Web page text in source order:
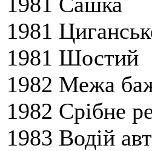
1981
1981 Шостий
1982 Межа
1982 Срібне
1983 Водій